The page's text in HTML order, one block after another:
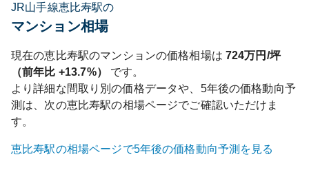
JR山手線恵比寿駅の
マンション相場
現在の恵比寿駅のマンションの価格相場は 724万円/坪
（前年比 +13.7%）
です。
より詳細な間取り別の価格データや、5年後の価格動向予
測は、次の恵比寿駅の相場ページでご確認いただけま
す。
恵比寿駅の相場ページで5年後の価格動向予測を見る